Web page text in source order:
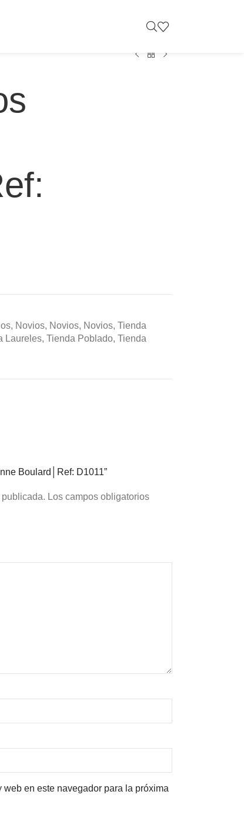
, Novios, Novios, Novios, Tienda
Laureles, Tienda Poblado, Tienda
Boulard│Ref: D1011”
Los campos obligatorios
en este navegador para la próxima